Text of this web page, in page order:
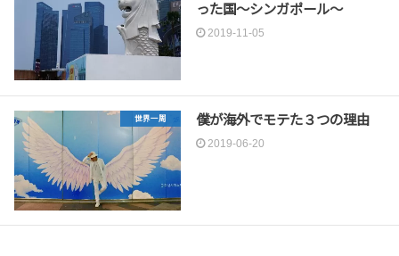
った国〜シンガポール〜
2019-11-05
世界一周 僕が海外でモテた３つの理由
2019-06-20